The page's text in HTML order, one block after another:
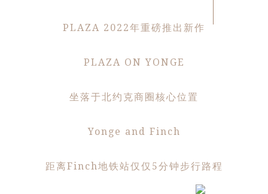
PLAZA 2022年重磅推出新作
PLAZA ON YONGE
坐落于北约克商圈核心位置
Yonge and Finch
距离Finch地铁站仅仅5分钟步行路程